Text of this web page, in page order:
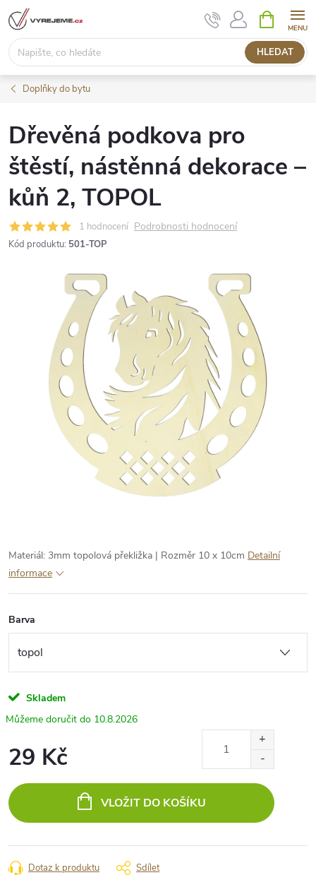
Přejít
na
obsah
HLEDAT
NÁKUPNÍ
KOŠÍK
Doplňky do bytu
Dřevěná podkova pro
štěstí, nástěnná dekorace –
kůň 2, TOPOL
1 hodnocení Podrobnosti hodnocení
Kód produktu: 501-TOP
Materiál: 3mm topolová překližka | Rozměr 10 x 10cm Detailní
informace
Barva
Skladem
10.8.2026
29 Kč
cena:
VLOŽIT DO KOŠÍKU
Dotaz k produktu Sdílet